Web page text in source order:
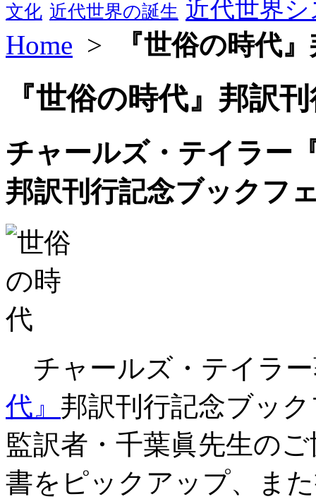
文化 近代世界の誕生 近代世界
Home > 『世俗の時代
『世俗の時代』邦訳
チャールズ・テイラー
邦訳刊行記念ブックフ
チャールズ・テイラ
代』 邦訳刊行記念ブッ
監訳者・千葉眞先生の
書をピックアップ、ま